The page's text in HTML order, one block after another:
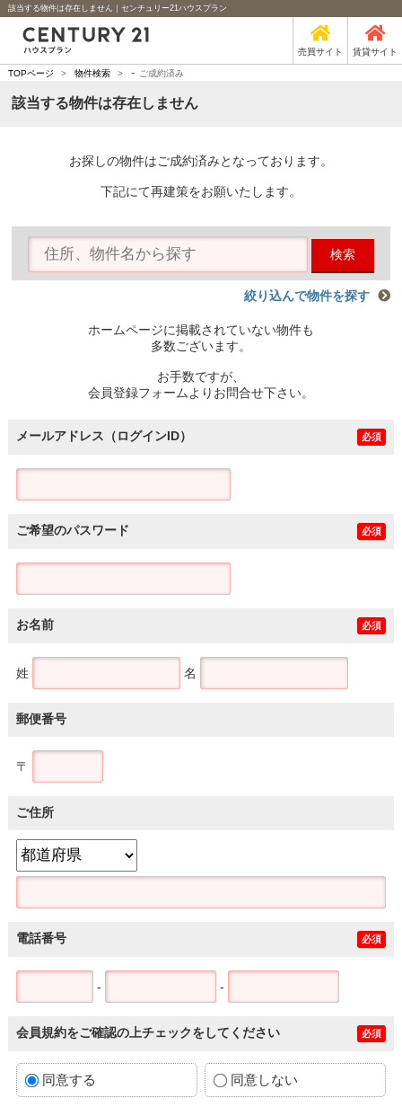
該当する物件は存在しません｜センチュリー21ハウスプラン
売買サイト 賃貸サイト
TOPページ > 物件検索 > - ご成約済み
該当する物件は存在しません
お探しの物件はご成約済みとなっております。
下記にて再建策をお願いたします。
検索
絞り込んで物件を探す
ホームページに掲載されていない物件も
多数ございます。
お手数ですが、
会員登録フォームよりお問合せ下さい。
メールアドレス（ログインID） 必須
ご希望のパスワード 必須
お名前 必須
姓 名
郵便番号
〒
ご住所
電話番号 必須
- -
会員規約をご確認の上チェックをしてください 必須
同意する 同意しない